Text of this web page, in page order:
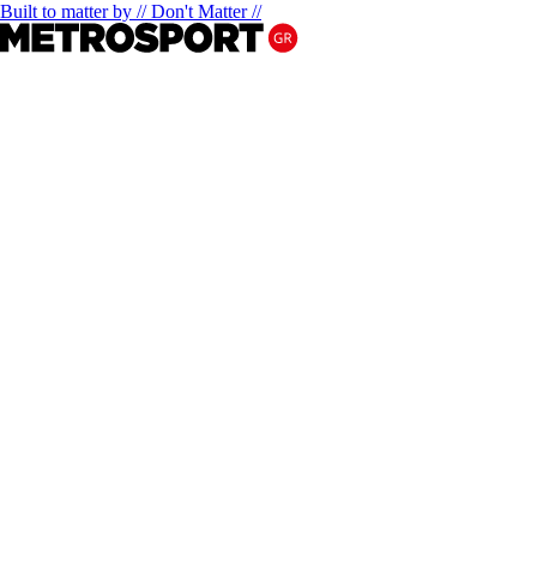
Built to matter by // Don't Matter //